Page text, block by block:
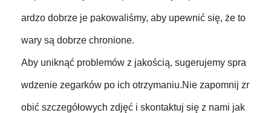
ardzo dobrze je pakowaliśmy, aby upewnić się, że to
wary są dobrze chronione.
Aby uniknąć problemów z jakością, sugerujemy spra
wdzenie zegarków po ich otrzymaniu.Nie zapomnij zr
obić szczegółowych zdjęć i skontaktuj się z nami jak